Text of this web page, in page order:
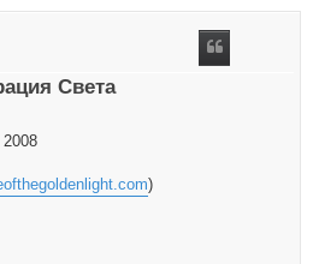
Света
)